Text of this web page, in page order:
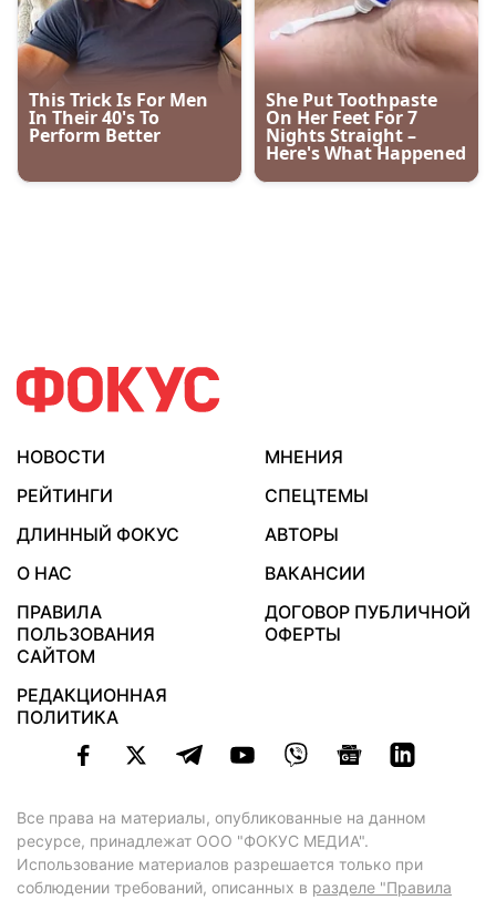
НОВОСТИ
МНЕНИЯ
РЕЙТИНГИ
СПЕЦТЕМЫ
ДЛИННЫЙ ФОКУС
АВТОРЫ
О НАС
ВАКАНСИИ
ПРАВИЛА
ПОЛЬЗОВАНИЯ
САЙТОМ
ДОГОВОР ПУБЛИЧНОЙ
ОФЕРТЫ
РЕДАКЦИОННАЯ
ПОЛИТИКА
Все права на материалы, опубликованные на данном
ресурсе, принадлежат ООО "ФОКУС МЕДИА".
Использование материалов разрешается только при
соблюдении требований, описанных в разделе "Правила